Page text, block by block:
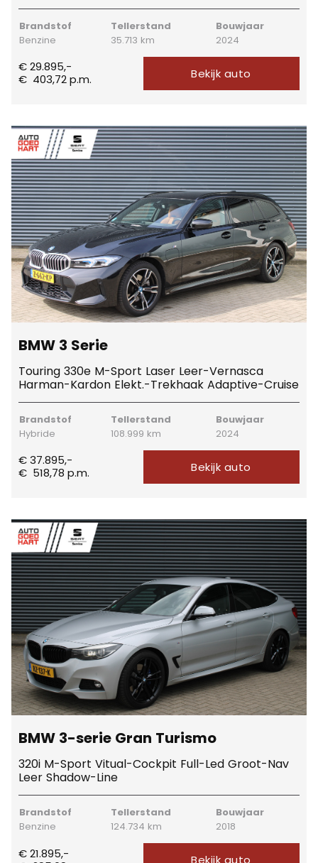
Brandstof
Benzine
Tellerstand
35.713 km
Bouwjaar
2024
€ 29.895,-
€ 403,72p.m. Bekijk auto
BMW 3 Serie
Touring 330e M-Sport Laser Leer-Vernasca
Harman-Kardon Elekt.-Trekhaak Adaptive-Cruise
Brandstof
Hybride
Tellerstand
108.999 km
Bouwjaar
2024
€ 37.895,-
€ 518,78 p.m. Bekijk auto
BMW 3-serie Gran Turismo
320i M-Sport Vitual-Cockpit Full-Led Groot-Nav
Leer Shadow-Line
Brandstof
Benzine
Tellerstand
124.734 km
Bouwjaar
2018
€ 21.895,-